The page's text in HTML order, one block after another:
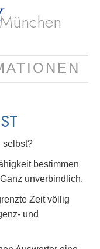
München
selbst?
bestimmen
unverbindlich.
Zeit völlig
und